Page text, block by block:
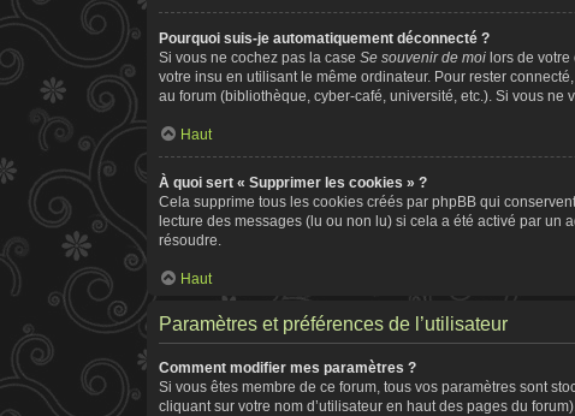
Pourquoi suis-je automatiquement déconnecté ?
Si vous ne cochez pas la case Se souvenir de moi lors de
votre insu en utilisant le même ordinateur. Pour rester
au forum (bibliothèque, cyber-café, université, etc.). Si vous
Haut
À quoi sert « Supprimer les cookies » ?
Cela supprime tous les cookies créés par phpBB qui
lecture des messages (lu ou non lu) si cela a été activé par
résoudre.
Haut
Paramètres et préférences de l’utilisateur
Comment modifier mes paramètres ?
Si vous êtes membre de ce forum, tous vos paramètres sont
cliquant sur votre nom d’utilisateur en haut des pages du